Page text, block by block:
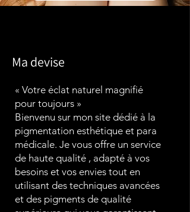
Ma devise
« Votre éclat naturel magnifié
pour toujours »
Bienvenu sur mon site dédié à la
pigmentation esthétique et para
médicale. Je vous offre un service
de haute qualité , adapté à vos
besoins et vos envies tout en
utilisant des techniques avancées
et des pigments de qualité